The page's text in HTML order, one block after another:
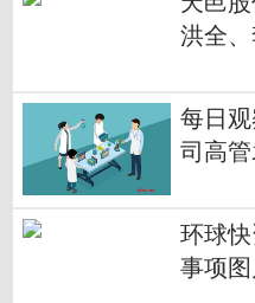
洪全
每日
司高
环球
事项